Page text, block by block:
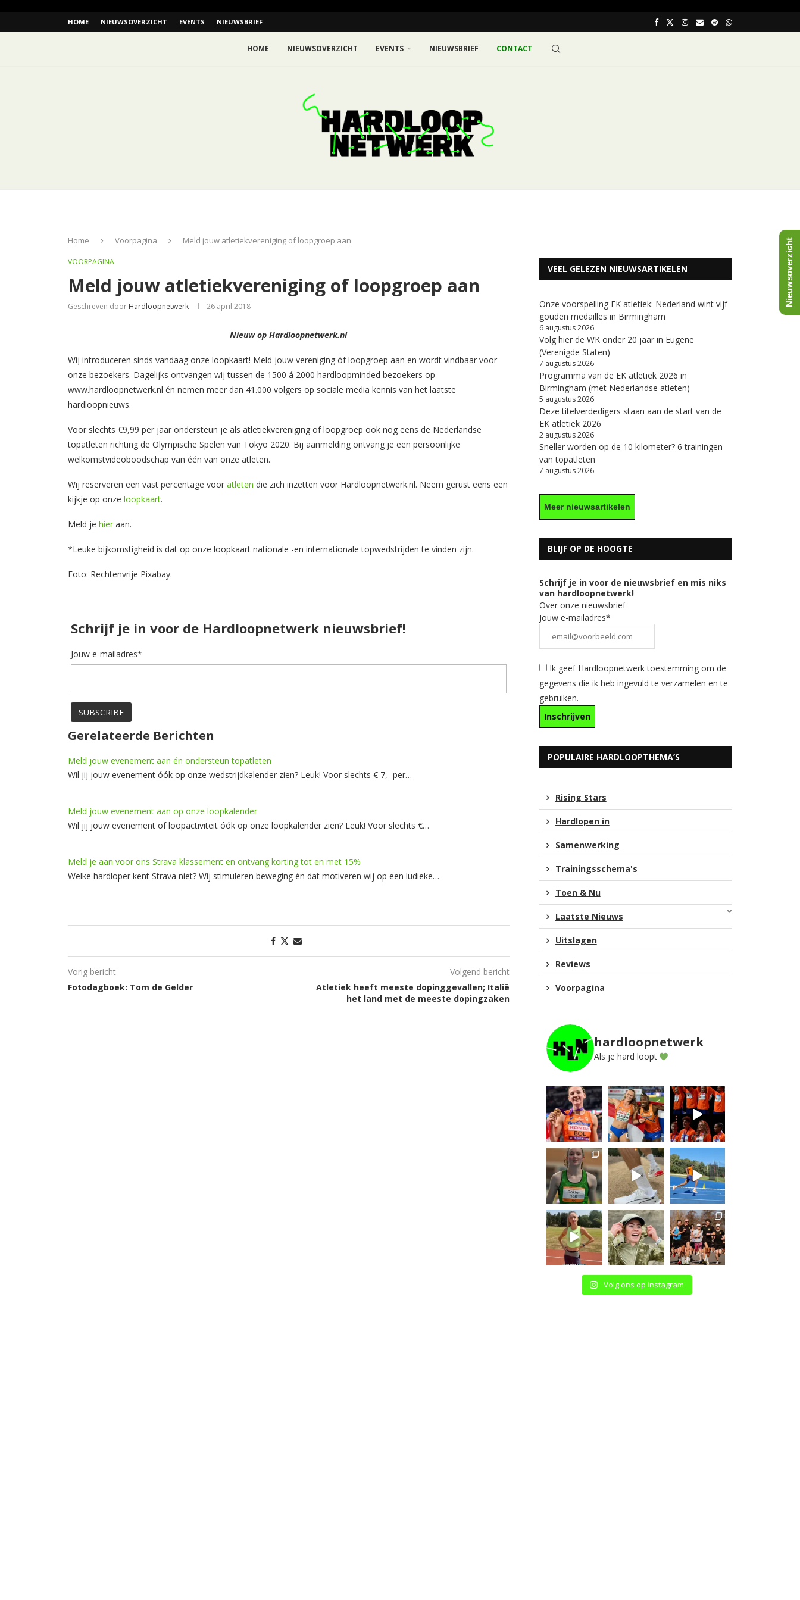
HOME NIEUWSOVERZICHT EVENTS NIEUWSBRIEF
HOME NIEUWSOVERZICHT EVENTS NIEUWSBRIEF CONTACT
Home Voorpagina Meld jouw atletiekvereniging of loopgroep aan
VOORPAGINA
Meld jouw atletiekvereniging of loopgroep aan
Geschreven door Hardloopnetwerk 26 april 2018
Nieuw op Hardloopnetwerk.nl
Wij introduceren sinds vandaag onze loopkaart! Meld jouw vereniging óf loopgroep aan en wordt vindbaar voor
onze bezoekers. Dagelijks ontvangen wij tussen de 1500 á 2000 hardloopminded bezoekers op
www.hardloopnetwerk.nl én nemen meer dan 41.000 volgers op sociale media kennis van het laatste
hardloopnieuws.
Voor slechts €9,99 per jaar ondersteun je als atletiekvereniging of loopgroep ook nog eens de Nederlandse
topatleten richting de Olympische Spelen van Tokyo 2020. Bij aanmelding ontvang je een persoonlijke
welkomstvideoboodschap van één van onze atleten.
Wij reserveren een vast percentage voor atleten die zich inzetten voor Hardloopnetwerk.nl. Neem gerust eens een
kijkje op onze loopkaart.
Meld je hier aan.
*Leuke bijkomstigheid is dat op onze loopkaart nationale -en internationale topwedstrijden te vinden zijn.
Foto: Rechtenvrije Pixabay.
Schrijf je in voor de Hardloopnetwerk nieuwsbrief!
Jouw e-mailadres*
Gerelateerde Berichten
Meld jouw evenement aan én ondersteun topatleten
Wil jij jouw evenement óók op onze wedstrijdkalender zien? Leuk! Voor slechts € 7,- per…
Meld jouw evenement aan op onze loopkalender
Wil jij jouw evenement of loopactiviteit óók op onze loopkalender zien? Leuk! Voor slechts €…
Meld je aan voor ons Strava klassement en ontvang korting tot en met 15%
Welke hardloper kent Strava niet? Wij stimuleren beweging én dat motiveren wij op een ludieke…
Vorig bericht
Fotodagboek: Tom de Gelder
Volgend bericht
Atletiek heeft meeste dopinggevallen; Italië
het land met de meeste dopingzaken
VEEL GELEZEN NIEUWSARTIKELEN
Onze voorspelling EK atletiek: Nederland wint vijf
gouden medailles in Birmingham
6 augustus 2026
Volg hier de WK onder 20 jaar in Eugene
(Verenigde Staten)
7 augustus 2026
Programma van de EK atletiek 2026 in
Birmingham (met Nederlandse atleten)
5 augustus 2026
Deze titelverdedigers staan aan de start van de
EK atletiek 2026
2 augustus 2026
Sneller worden op de 10 kilometer? 6 trainingen
van topatleten
7 augustus 2026
Meer nieuwsartikelen
BLIJF OP DE HOOGTE
Schrijf je in voor de nieuwsbrief en mis niks
van hardloopnetwerk!
Over onze nieuwsbrief
Jouw e-mailadres*
Ik geef Hardloopnetwerk toestemming om de
gegevens die ik heb ingevuld te verzamelen en te
gebruiken.
POPULAIRE HARDLOOPTHEMA’S
Rising Stars
Hardlopen in
Samenwerking
Trainingsschema's
Toen & Nu
Laatste Nieuws
Uitslagen
Reviews
Voorpagina
hardloopnetwerk
Als je hard loopt
Volg ons op instagram
Nieuwsoverzicht